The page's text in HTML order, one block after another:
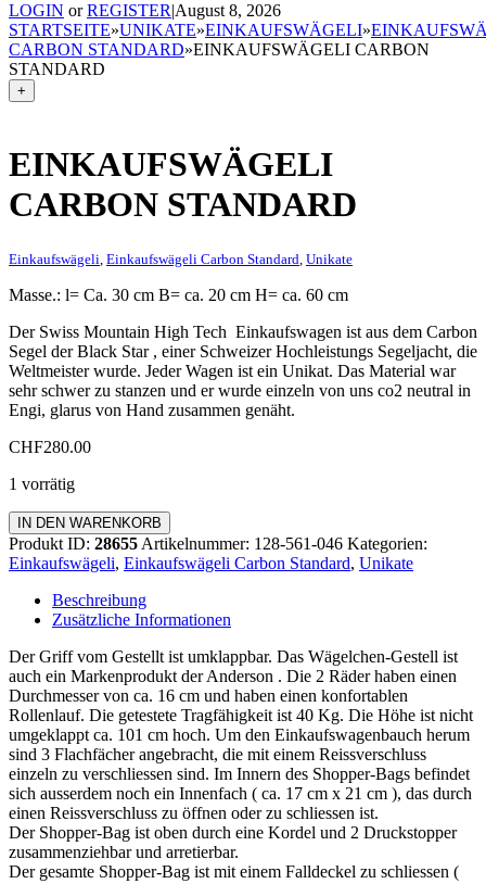
LOGIN orREGISTER|August 8, 2026
STARTSEITE»UNIKATE»EINKAUFSWÄGELI»
CARBON STANDARD»EINKAUFSWÄGELI CARBON
STANDARD
+
EINKAUFSWÄGELI
CARBON STANDARD
Einkaufswägeli Einkaufswägeli Carbon Standard Unikate
Masse.: l= Ca. 30 cm B= ca. 20 cm H= ca. 60 cm
Der Swiss Mountain High Tech Einkaufswagen ist aus dem Carbon
Segel der Black Star , einer Schweizer Hochleistungs Segeljacht, die
Weltmeister wurde. Jeder Wagen ist ein Unikat. Das Material war
sehr schwer zu stanzen und er wurde einzeln von uns co2 neutral in
Engi, glarus von Hand zusammen genäht.
CHF280.00
1 vorrätig
Einkaufswägeli
Carbon
Standard
IN DEN WARENKORB
Produkt ID: 28655 Artikelnummer: 128-561-046 Kategorien:
Einkaufswägeli, Einkaufswägeli Carbon Standard, Unikate
Beschreibung
Zusätzliche Informationen
Der Griff vom Gestellt ist umklappbar. Das Wägelchen-Gestell ist
auch ein Markenprodukt der Anderson . Die 2 Räder haben einen
Durchmesser von ca. 16 cm und haben einen konfortablen
Rollenlauf. Die getestete Tragfähigkeit ist 40 Kg. Die Höhe ist nicht
umgeklappt ca. 101 cm hoch. Um den Einkaufswagenbauch herum
sind 3 Flachfächer angebracht, die mit einem Reissverschluss
einzeln zu verschliessen sind. Im Innern des Shopper-Bags befindet
sich ausserdem noch ein Innenfach ( ca. 17 cm x 21 cm ), das durch
einen Reissverschluss zu öffnen oder zu schliessen ist.
Der Shopper-Bag ist oben durch eine Kordel und 2 Druckstopper
zusammenziehbar und arretierbar.
Der gesamte Shopper-Bag ist mit einem Falldeckel zu schliessen (